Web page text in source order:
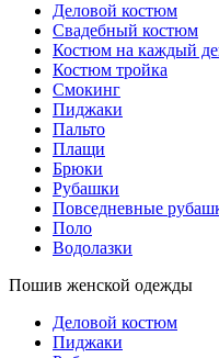
Деловой костюм
Свадебный костюм
Костюм на каждый
Костюм тройка
Смокинг
Пиджаки
Пальто
Плащи
Брюки
Рубашки
Повседневные
Поло
Водолазки
Пошив женской одежды
Деловой костюм
Пиджаки